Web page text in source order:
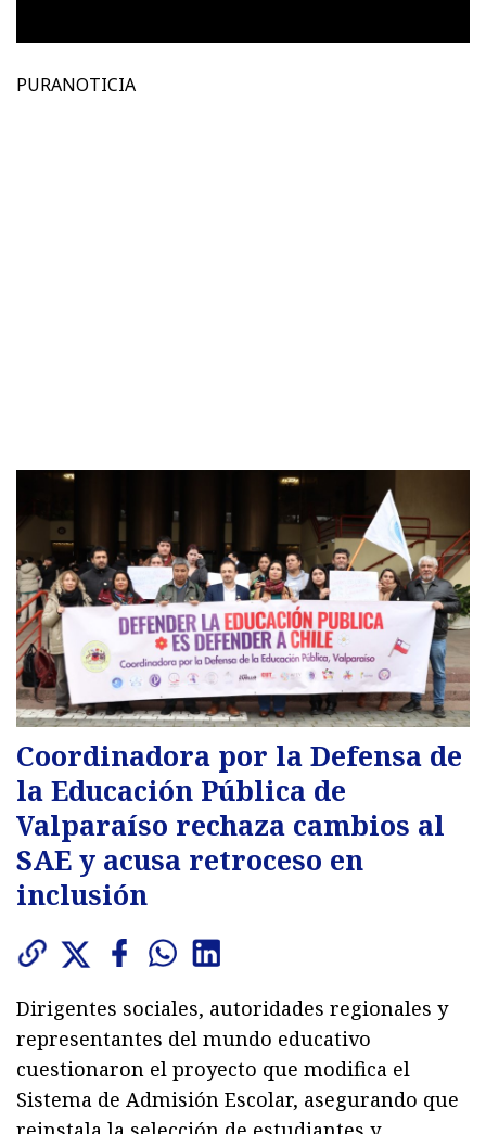
PURANOTICIA
Coordinadora por la Defensa de
la Educación Pública de
Valparaíso rechaza cambios al
SAE y acusa retroceso en
inclusión
Dirigentes sociales, autoridades regionales y
representantes del mundo educativo
cuestionaron el proyecto que modifica el
Sistema de Admisión Escolar, asegurando que